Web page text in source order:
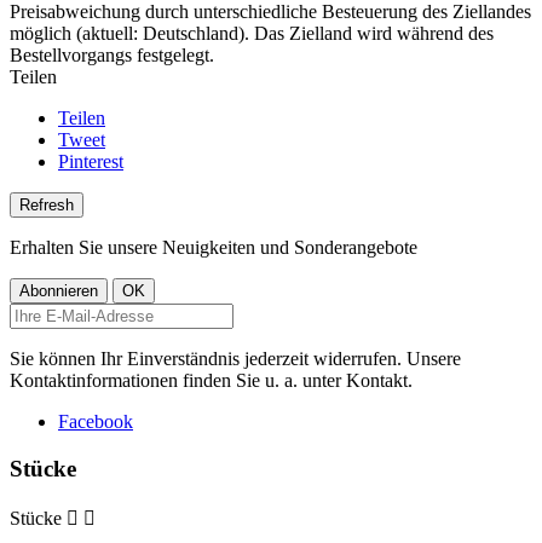
Preisabweichung durch unterschiedliche Besteuerung des Ziellandes
möglich (aktuell: Deutschland). Das Zielland wird während des
Bestellvorgangs festgelegt.
Teilen
Teilen
Tweet
Pinterest
Erhalten Sie unsere Neuigkeiten und Sonderangebote
Sie können Ihr Einverständnis jederzeit widerrufen. Unsere
Kontaktinformationen finden Sie u. a. unter Kontakt.
Facebook
Stücke
Stücke  